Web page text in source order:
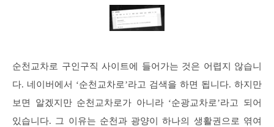
순천교차로 구인구직 사이트에 들어가는 것은 어렵지 않습니
다. 네이버에서 ‘순천교차로’라고 검색을 하면 됩니다. 하지만
보면 알겠지만 순천교차로가 아니라 ‘순광교차로’라고 되어
있습니다. 그 이유는 순천과 광양이 하나의 생활권으로 엮여